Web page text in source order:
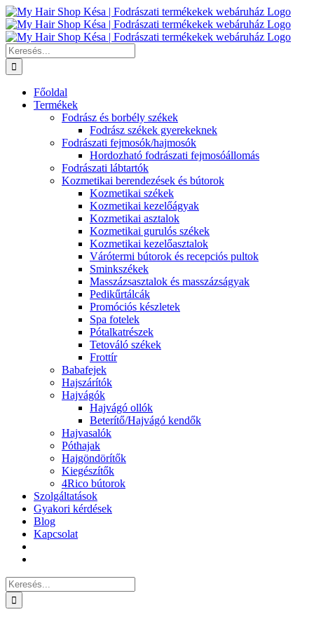
Kihagyás
Keresés...
Főoldal
Termékek
Fodrász és borbély székek
Fodrász székek gyerekeknek
Fodrászati fejmosók/hajmosók
Hordozható fodrászati fejmosóállomás
Fodrászati lábtartók
Kozmetikai berendezések és bútorok
Kozmetikai székek
Kozmetikai kezelőágyak
Kozmetikai asztalok
Kozmetikai gurulós székek
Kozmetikai kezelőasztalok
Várótermi bútorok és recepciós pultok
Sminkszékek
Masszázsasztalok és masszázságyak
Pedikűrtálcák
Promóciós készletek
Spa fotelek
Pótalkatrészek
Tetováló székek
Frottír
Babafejek
Hajszárítók
Hajvágók
Hajvágó ollók
Beterítő/Hajvágó kendők
Hajvasalók
Póthajak
Hajgöndörítők
Kiegészítők
4Rico bútorok
Szolgáltatások
Gyakori kérdések
Blog
Kapcsolat
Keresés...